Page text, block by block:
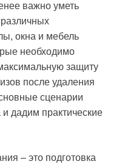
важно уметь
окна и мебель
необходимо
защиту
после удаления
сценарии
дадим практические
– это подготовка